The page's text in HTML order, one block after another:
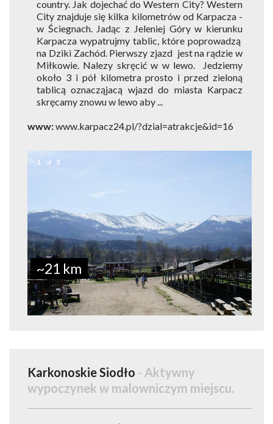
country. Jak dojechać do Western City? Western
City znajduje się kilka kilometrów od Karpacza -
w Ściegnach. Jadąc z Jeleniej Góry w kierunku
Karpacza wypatrujmy tablic, które poprowadzą
na Dziki Zachód. Pierwszy zjazd jest na rądzie w
Miłkowie. Nalezy skręcić w w lewo. Jedziemy
około 3 i pół kilometra prosto i przed zieloną
tablicą oznacząjacą wjazd do miasta Karpacz
skręcamy znowu w lewo aby ...
www:www.karpacz24.pl/?dzial=atrakcje&id=16
1 of 5
~21 km
Karkonoskie Siodło - Aktywny
wypoczynek w malowniczym miejscu.